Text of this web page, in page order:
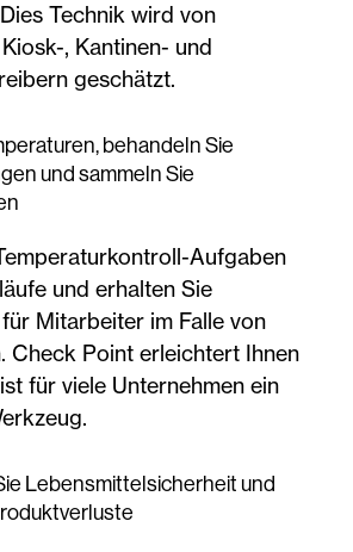
Technik wird von
, Kantinen- und
geschätzt.
behandeln Sie
und sammeln Sie
Aufgaben
und erhalten Sie
Mitarbeiter im Falle von
Check Point erleichtert Ihnen
für viele Unternehmen ein
Lebensmittelsicherheit und